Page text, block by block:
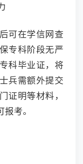
可在学信网查
专科阶段无严
科毕业证，将
兵需额外提交
证明等材料，
考。